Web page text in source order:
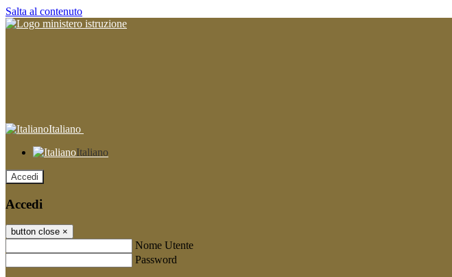
Salta al contenuto
Italiano
Italiano
Accedi
Accedi
button close ×
Nome Utente
Password